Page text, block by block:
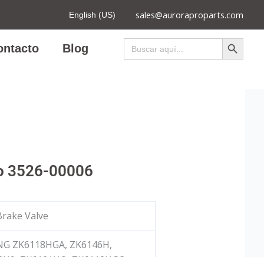
English (US) sales@auroraproparts.com
Blog Buscar: Botón de
3526-00006
Valve
ZK6118HGA, ZK6146H,